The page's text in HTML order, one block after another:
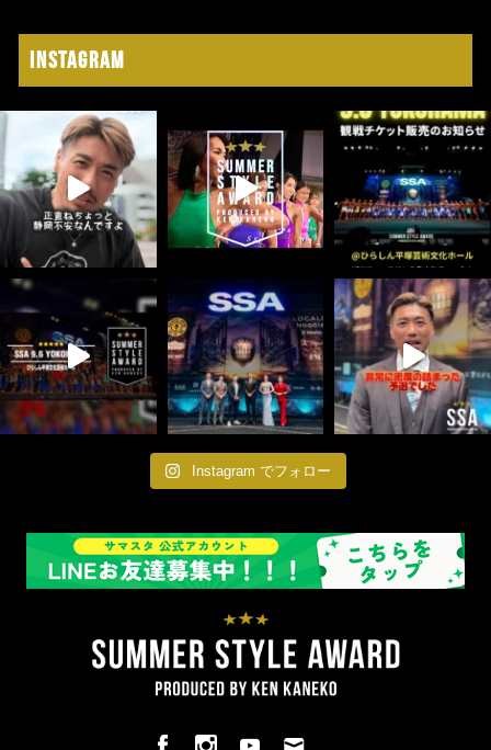
Instagram
Instagram でフォロー